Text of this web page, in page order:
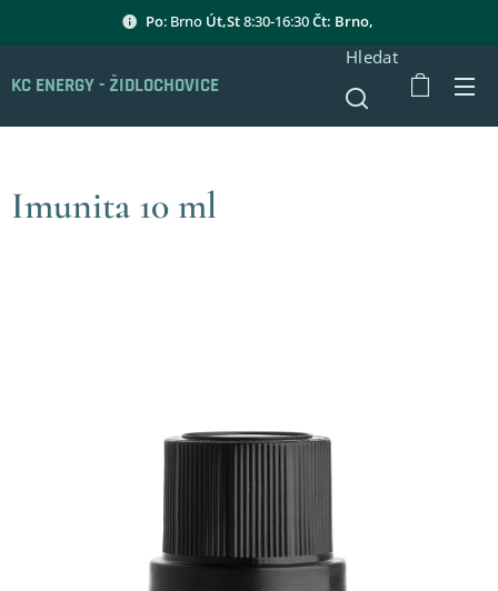
Po: Brno Út,St8:30-16:30Čt: Brno,
KC ENERGY - ŽIDLOCHOVICE
Hledat
Imunita 10 ml